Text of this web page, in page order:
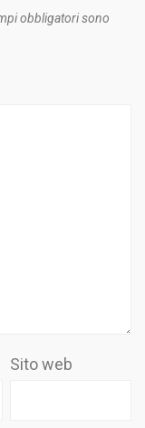
obbligatori sono
Sito web